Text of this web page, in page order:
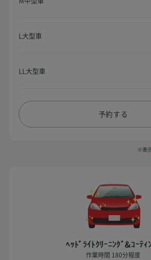
L大型車
LL大型車
予約する
※表
ﾍｯﾄﾞﾗｲﾄｸﾘｰﾆﾝｸﾞ&ｺｰﾃｨ
作業時間 180分程度